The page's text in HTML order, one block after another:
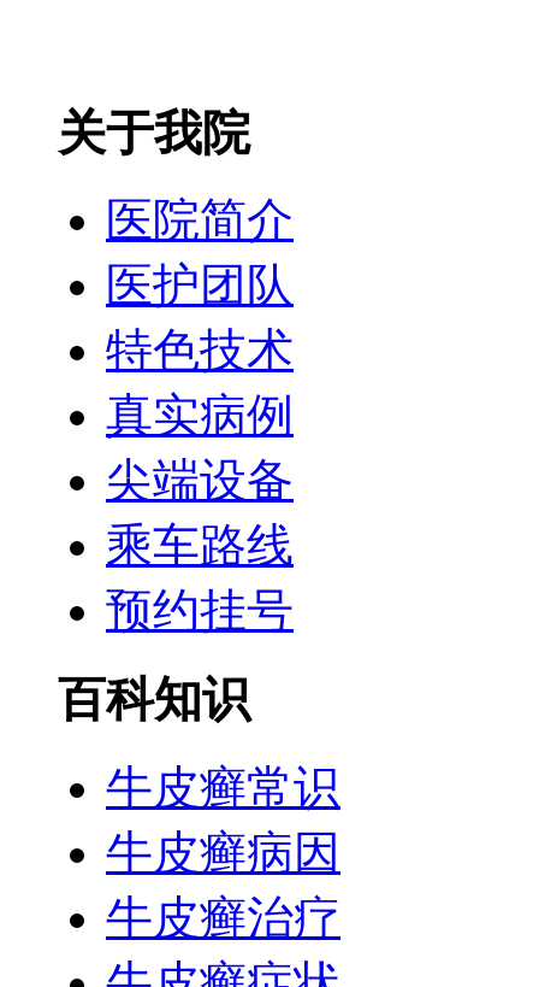
关于我院
医院简介
医护团队
特色技术
真实病例
尖端设备
乘车路线
预约挂号
百科知识
牛皮癣常识
牛皮癣病因
牛皮癣治疗